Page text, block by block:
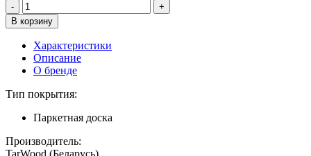
Характеристики
Описание
О бренде
Тип покрытия:
Паркетная доска
Производитель: